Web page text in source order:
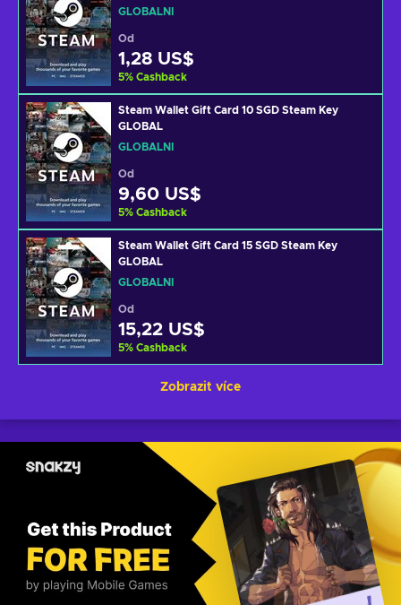
GLOBÁLNÍ
Od
1,28 US$
5% Cashback
Steam Wallet Gift Card 10 SGD Steam Key
GLOBAL
GLOBÁLNÍ
Od
9,60 US$
5% Cashback
Steam Wallet Gift Card 15 SGD Steam Key
GLOBAL
GLOBÁLNÍ
Od
15,22 US$
5% Cashback
Zobrazit více